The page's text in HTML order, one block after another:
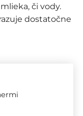
či vody.
dostatočne